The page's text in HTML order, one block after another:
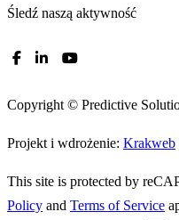
Śledź naszą aktywność
Copyright © Predictive
Projekt i wdrożenie: Krakweb
This site is protected by
Policy and Terms of Service